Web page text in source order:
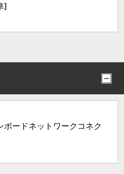
]
ードネットワークコネク